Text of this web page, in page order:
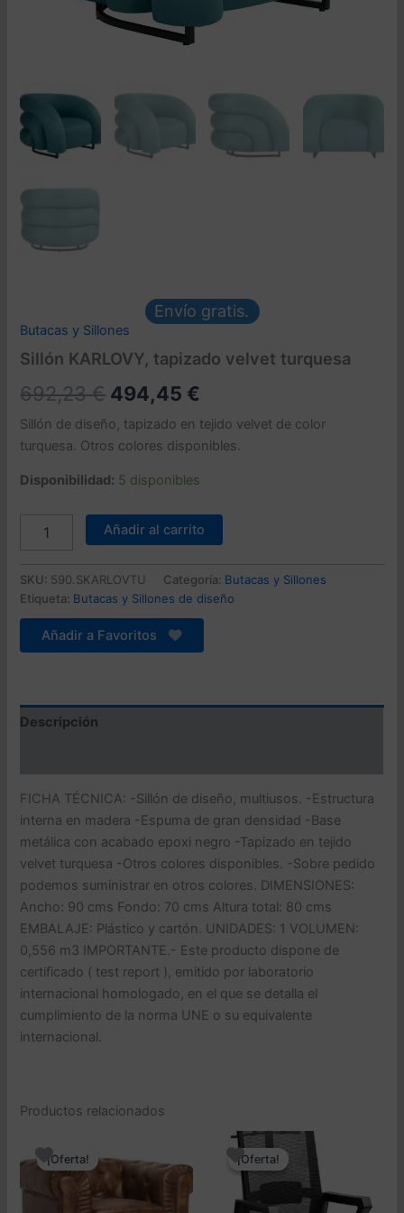
Envío gratis.
Butacas y Sillones
Sillón KARLOVY, tapizado velvet turquesa
692,23€ El
precio
original
era:
692,23 €.
494,45 €
precio
actual
494,45 €.
Sillón de diseño, tapizado en tejido velvet de color
turquesa. Otros colores disponibles.
Disponibilidad: 5 disponibles
KARLOVY,
velvet
turquesa
Añadir al carrito
SKU: 590.SKARLOVTU Categoría: Butacas y Sillones
Etiqueta: Butacas y Sillones de diseño
Añadir a Favoritos
Descripción
FICHA TÉCNICA: -Sillón de diseño, multiusos. -Estructura
interna en madera -Espuma de gran densidad -Base
metálica con acabado epoxi negro -Tapizado en tejido
velvet turquesa -Otros colores disponibles. -Sobre pedido
podemos suministrar en otros colores. DIMENSIONES:
Ancho: 90 cms Fondo: 70 cms Altura total: 80 cms
EMBALAJE: Plástico y cartón. UNIDADES: 1 VOLUMEN:
0,556 m3 IMPORTANTE.- Este producto dispone de
certificado ( test report ), emitido por laboratorio
internacional homologado, en el que se detalla el
cumplimiento de la norma UNE o su equivalente
internacional.
Productos relacionados
¡Oferta!
¡Oferta! ¡Oferta!
¡Oferta!